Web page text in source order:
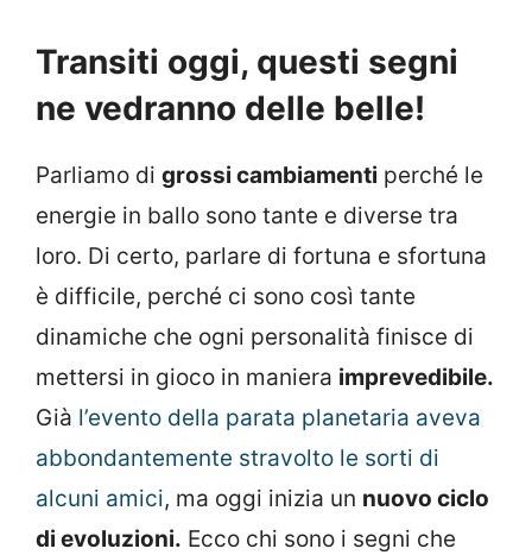
Transiti oggi, questi segni
ne vedranno delle belle!
Parliamo di grossi cambiamenti perché le
energie in ballo sono tante e diverse tra
loro. Di certo, parlare di fortuna e sfortuna
è difficile, perché ci sono così tante
dinamiche che ogni personalità finisce di
mettersi in gioco in maniera imprevedibile.
Già l’evento della parata planetaria aveva
abbondantemente stravolto le sorti di
alcuni amici, ma oggi inizia un nuovo ciclo
di evoluzioni. Ecco chi sono i segni che